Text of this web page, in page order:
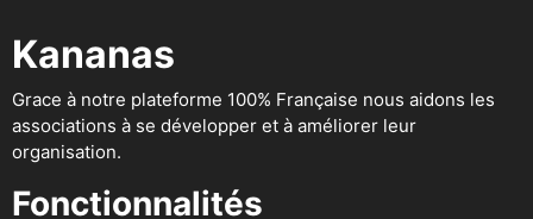
Kananas
Grace à notre plateforme 100% Française nous aidons les
associations à se développer et à améliorer leur
organisation.
Fonctionnalités